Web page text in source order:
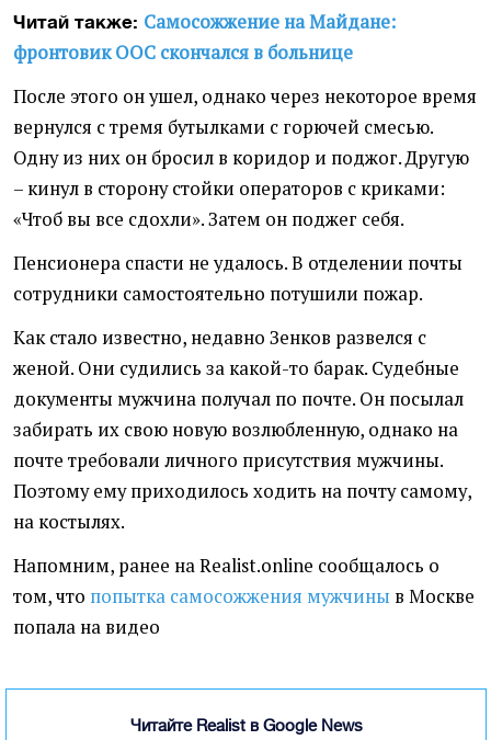
Читай также: Самосожжение на Майдане:
фронтовик ООС скончался в больнице
После этого он ушел, однако через некоторое время
вернулся с тремя бутылками с горючей смесью.
Одну из них он бросил в коридор и поджог. Другую
– кинул в сторону стойки операторов с криками:
«Чтоб вы все сдохли». Затем он поджег себя.
Пенсионера спасти не удалось. В отделении почты
сотрудники самостоятельно потушили пожар.
Как стало известно, недавно Зенков развелся с
женой. Они судились за какой-то барак. Судебные
документы мужчина получал по почте. Он посылал
забирать их свою новую возлюбленную, однако на
почте требовали личного присутствия мужчины.
Поэтому ему приходилось ходить на почту самому,
на костылях.
Напомним, ранее на Realist.online сообщалось о
том, что попытка самосожжения мужчины в Москве
попала на видео
Читайте Realist в Google News